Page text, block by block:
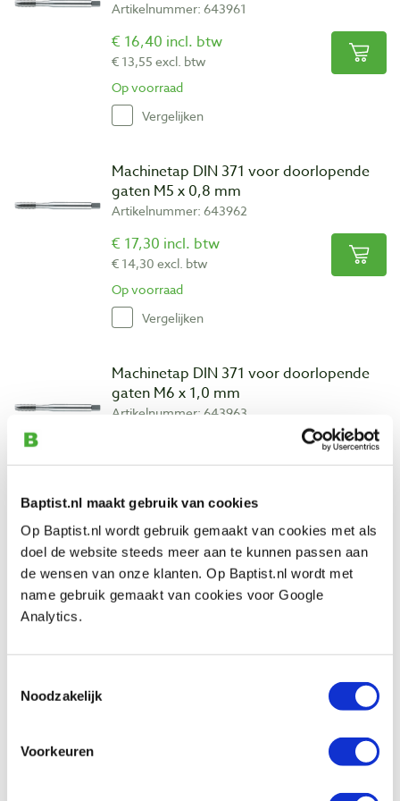
Baptist.nl maakt gebruik van cookies
Op Baptist.nl wordt gebruik gemaakt van cookies met als
doel de website steeds meer aan te kunnen passen aan
de wensen van onze klanten. Op Baptist.nl wordt met
name gebruik gemaakt van cookies voor Google
Analytics.
Noodzakelijk
Voorkeuren
Artikelnummer: 643961
€ 16,40 incl. btw
€ 13,55 excl. btw
Op voorraad
Vergelijken
Machinetap DIN 371 voor doorlopende
gaten M5 x 0,8 mm
Artikelnummer: 643962
€ 17,30 incl. btw
€ 14,30 excl. btw
Op voorraad
Vergelijken
Machinetap DIN 371 voor doorlopende
gaten M6 x 1,0 mm
Artikelnummer: 643963
€ 14,30 excl. btw
Machinetap DIN 371 voor doorlopende
gaten M8 x 1,25 mm